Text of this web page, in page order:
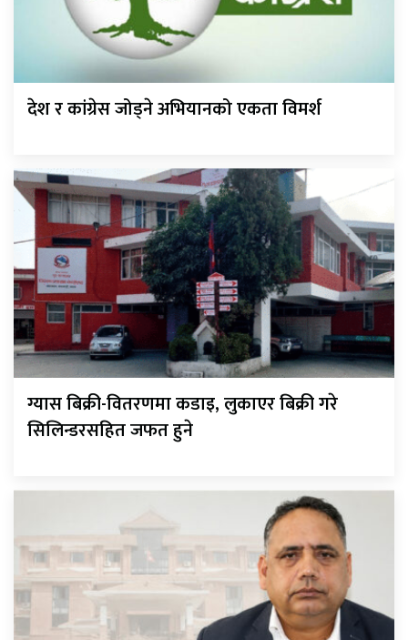
देश र कांग्रेस जोड्ने अभियानको एकता विमर्श
ग्यास बिक्री-वितरणमा कडाइ, लुकाएर बिक्री गरे
सिलिन्डरसहित जफत हुने